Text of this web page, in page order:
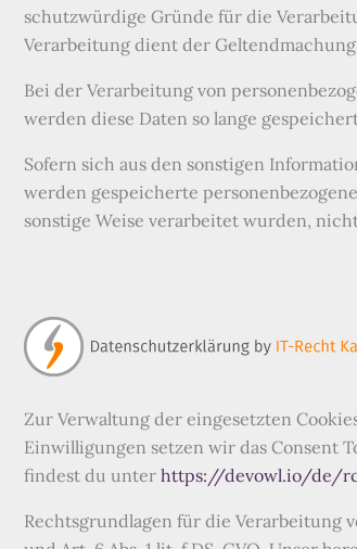
schutzwürdige Gründe für die
Verarbeitung dient der
Bei der Verarbeitung von
werden diese Daten so lange
Sofern sich aus den sonstigen
werden gespeicherte
sonstige Weise verarbeitet wurden,
Zur Verwaltung der eingesetzten
Einwilligungen setzen wir das Consent
findest du unter https://devowl.io/de/
Rechtsgrundlagen für die Verarbeitung